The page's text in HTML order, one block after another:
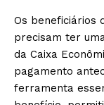
Os beneficiários
precisam ter
da Caixa
pagamento
ferramenta